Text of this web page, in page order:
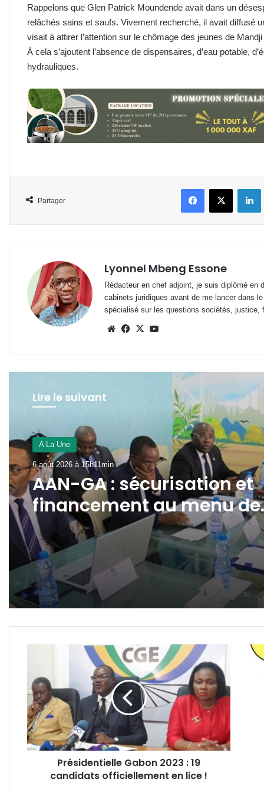
Rappelons que Glen Patrick Moundende avait dans un
relâchés sains et saufs. Vivement recherché, il avait diffusé
visait à attirer l’attention sur le chômage des jeunes de
À cela s’ajoutent l’absence de dispensaires, d’eau potable,
hydrauliques.
Partager
FacebookX
Lyonnel Mbeng Essone
Rédacteur en chef adjoint, je suis diplômé
cabinets juridiques avant de me lancer dans
spécialisé sur les questions sociétés,
WebsiteFacebook
X
Lire le suivant
A La Une
6 août 2026 à 15h11min
AAN-GA : sécurisation et
financement au menu de
la 45e session
2023
19
candidats
officiellement
en
lice
Présidentielle Gabon 2023 : 19
candidats officiellement en lice !
La